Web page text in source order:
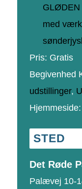
GLØDEN
med
Pris: Gratis
Begivenhed
udstillinger,
Hjemmeside:
STED
Det Røde
Palævej 10-